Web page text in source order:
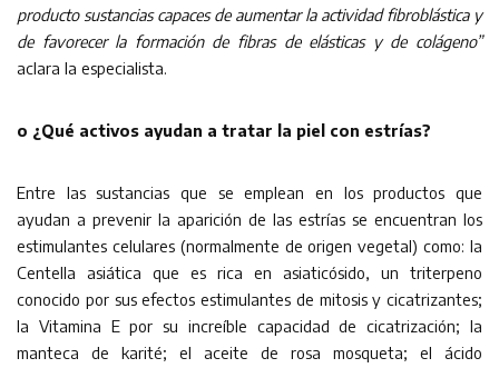
producto sustancias capaces de aumentar la actividad fibroblástica y
de favorecer la formación de fibras de elásticas y de colágeno”
aclara la especialista.
o ¿Qué activos ayudan a tratar la piel con estrías?
Entre las sustancias que se emplean en los productos que
ayudan a prevenir la aparición de las estrías se encuentran los
estimulantes celulares (normalmente de origen vegetal) como: la
Centella asiática que es rica en asiaticósido, un triterpeno
conocido por sus efectos estimulantes de mitosis y cicatrizantes;
la Vitamina E por su increíble capacidad de cicatrización; la
manteca de karité; el aceite de rosa mosqueta; el ácido